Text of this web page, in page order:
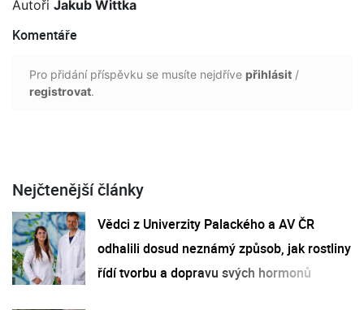
Autoři Jakub Wittka
Komentáře
Pro přidání příspěvku se musíte nejdříve přihlásit /
registrovat.
Nejčtenější články
Vědci z Univerzity Palackého a AV ČR
odhalili dosud neznámý způsob, jak rostliny
řídí tvorbu a dopravu svých hormonů